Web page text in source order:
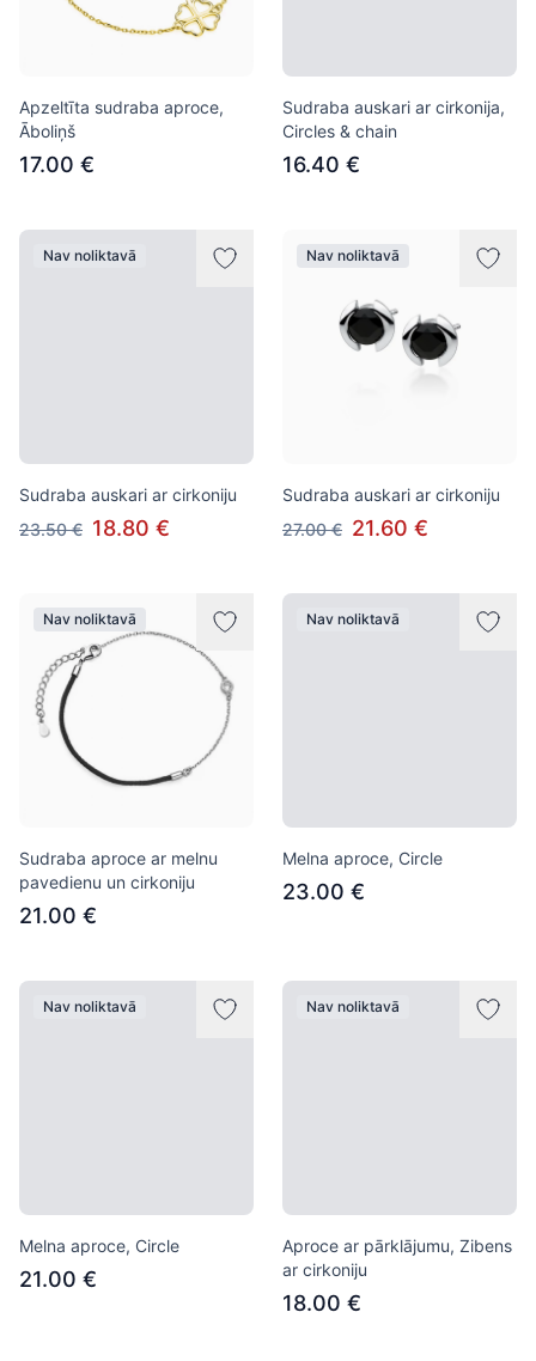
Apzeltīta sudraba aproce,
Āboliņš
17.00 €
Sudraba auskari ar cirkonija,
Circles & chain
16.40 €
Nav noliktavā
Sudraba auskari ar cirkoniju
23.50 € 18.80 €
Nav noliktavā
Sudraba auskari ar cirkoniju
27.00 € 21.60 €
Nav noliktavā
Sudraba aproce ar melnu
pavedienu un cirkoniju
21.00 €
Nav noliktavā
Melna aproce, Circle
23.00 €
Nav noliktavā
Melna aproce, Circle
21.00 €
Nav noliktavā
Aproce ar pārklājumu, Zibens
ar cirkoniju
18.00 €